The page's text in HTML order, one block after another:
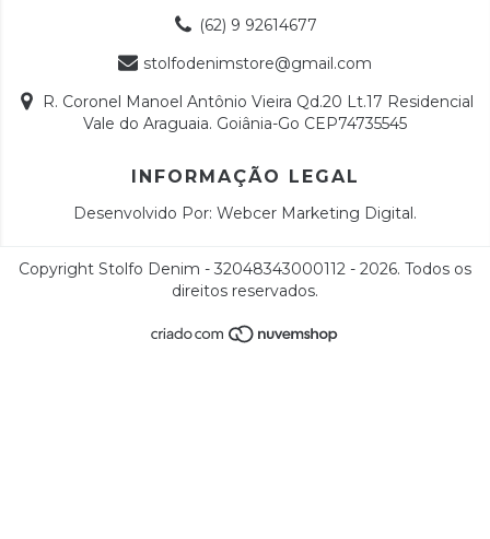
(62) 9 92614677
stolfodenimstore@gmail.com
R. Coronel Manoel Antônio Vieira Qd.20 Lt.17 Residencial
Vale do Araguaia. Goiânia-Go CEP74735545
INFORMAÇÃO LEGAL
Desenvolvido Por: Webcer Marketing Digital.
Copyright Stolfo Denim - 32048343000112 - 2026. Todos os
direitos reservados.